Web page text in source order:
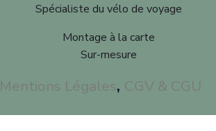
Spécialiste du vélo de voyage
Montage à la carte
Sur-mesure
Mentions Légales, CGV & CGU